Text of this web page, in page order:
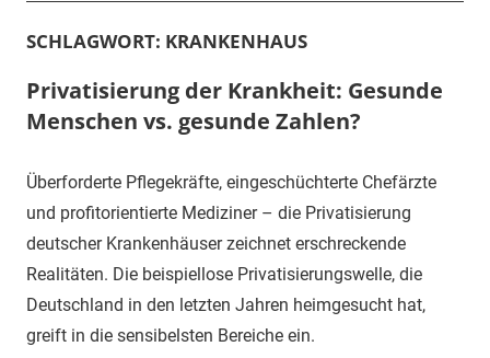
SCHLAGWORT: KRANKENHAUS
Privatisierung der Krankheit: Gesunde
Menschen vs. gesunde Zahlen?
Überforderte Pflegekräfte, eingeschüchterte Chefärzte
und profitorientierte Mediziner – die Privatisierung
deutscher Krankenhäuser zeichnet erschreckende
Realitäten. Die beispiellose Privatisierungswelle, die
Deutschland in den letzten Jahren heimgesucht hat,
greift in die sensibelsten Bereiche ein.